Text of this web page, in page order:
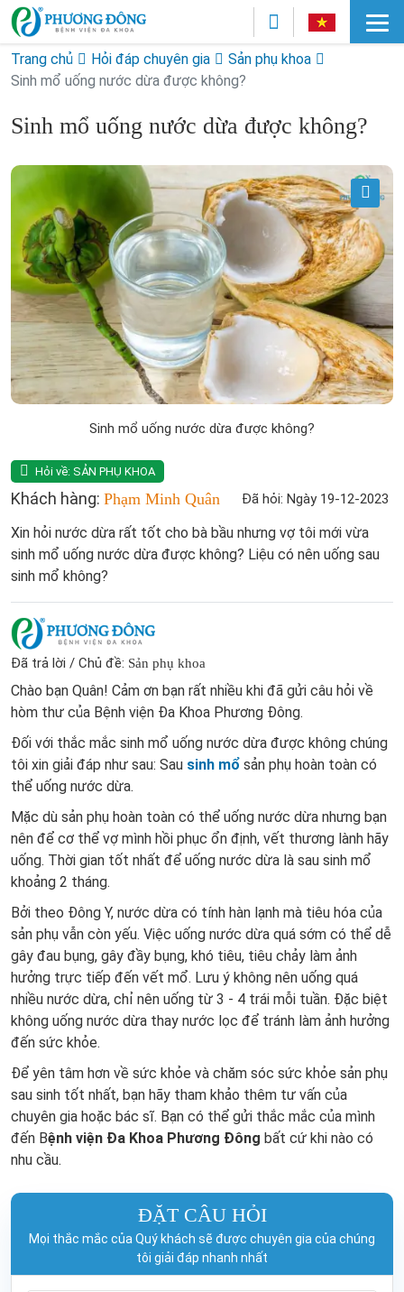
Trang chủ Hỏi đáp chuyên gia
Sản phụ khoa
Sinh mổ uống nước dừa được không?
Sinh mổ uống nước dừa được không?
Sinh mổ uống nước dừa được không?
Hỏi về: SẢN PHỤ KHOA
Khách hàng: Phạm Minh Quân Đã hỏi: Ngày 19-12-2023
Xin hỏi nước dừa rất tốt cho bà bầu nhưng vợ tôi mới vừa
sinh mổ uống nước dừa được không? Liệu có nên uống sau
sinh mổ không?
Đã trả lời / Chủ đề: Sản phụ khoa
Chào bạn Quân! Cảm ơn bạn rất nhiều khi đã gửi câu hỏi về
hòm thư của Bệnh viện Đa Khoa Phương Đông.
Đối với thắc mắc sinh mổ uống nước dừa được không chúng
tôi xin giải đáp như sau: Sau sinh mổ sản phụ hoàn toàn có
thể uống nước dừa.
Mặc dù sản phụ hoàn toàn có thể uống nước dừa nhưng bạn
nên để cơ thể vợ mình hồi phục ổn định, vết thương lành hãy
uống. Thời gian tốt nhất để uống nước dừa là sau sinh mổ
khoảng 2 tháng.
Bởi theo Đông Y, nước dừa có tính hàn lạnh mà tiêu hóa của
sản phụ vẫn còn yếu. Việc uống nước dừa quá sớm có thể dễ
gây đau bụng, gây đầy bụng, khó tiêu, tiêu chảy làm ảnh
hưởng trực tiếp đến vết mổ. Lưu ý không nên uống quá
nhiều nước dừa, chỉ nên uống từ 3 - 4 trái mỗi tuần. Đặc biệt
không uống nước dừa thay nước lọc để tránh làm ảnh hưởng
đến sức khỏe.
Để yên tâm hơn về sức khỏe và chăm sóc sức khỏe sản phụ
sau sinh tốt nhất, bạn hãy tham khảo thêm tư vấn của
chuyên gia hoặc bác sĩ. Bạn có thể gửi thắc mắc của mình
đến Bệnh viện Đa Khoa Phương Đông bất cứ khi nào có
nhu cầu.
ĐẶT CÂU HỎI
Mọi thắc mắc của Quý khách sẽ được chuyên gia của chúng
tôi giải đáp nhanh nhất